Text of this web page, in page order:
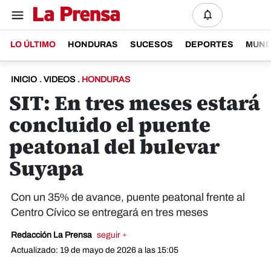
LO ÚLTIMO HONDURAS SUCESOS DEPORTES
INICIO . VIDEOS . HONDURAS
SIT: En tres meses estará
concluido el puente
peatonal del bulevar
Suyapa
Con un 35% de avance, puente peatonal frente al
Centro Cívico se entregará en tres meses
Redacción La Prensa seguir +
Actualizado: 19 de mayo de 2026 a las 15:05